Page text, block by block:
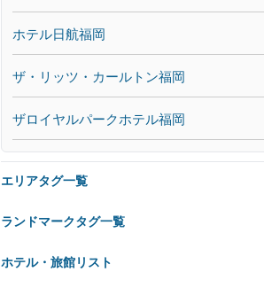
ホテル日航福岡
ザ・リッツ・カールトン福岡
ザロイヤルパークホテル福岡
エリアタグ一覧
ランドマークタグ一覧
ホテル・旅館リスト